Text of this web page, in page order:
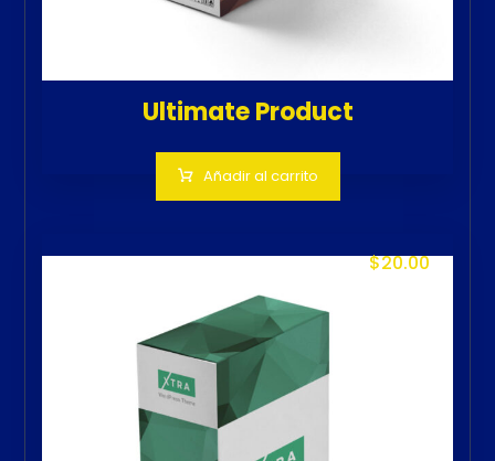
Ultimate Product
Añadir al carrito
$20.00